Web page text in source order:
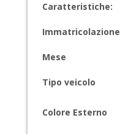
Caratteristiche:
Immatricolazione
Mese
Tipo veicolo
Colore Esterno